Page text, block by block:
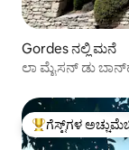
Gordes ನಲ್ಲಿ ಮನೆ
ಲಾ ಮೈಸನ್ ಡು
ಗೆಸ್ಟ್‌ಗಳಿಗೆ ಅತಿ ಹೆಚ್ಚು
ಗೆಸ್ಟ್‌ಗಳ